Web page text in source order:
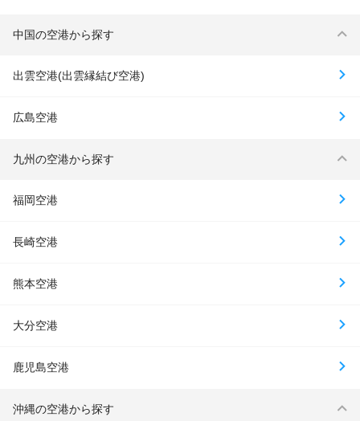
中国の空港から探す
出雲空港(出雲縁結び空港)
広島空港
九州の空港から探す
福岡空港
長崎空港
熊本空港
大分空港
鹿児島空港
沖縄の空港から探す